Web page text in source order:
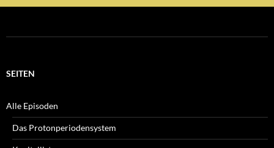
SEITEN
Alle Episoden
Das Protonperiodensystem